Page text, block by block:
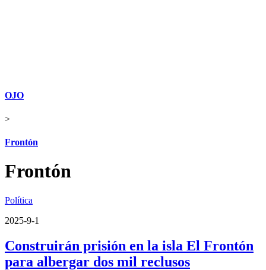
OJO
>
Frontón
Frontón
Política
2025-9-1
Construirán prisión en la isla El Frontón
para albergar dos mil reclusos